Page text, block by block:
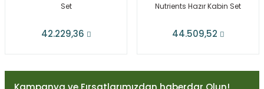
Set
42.229,36
Nutrients Hazır Kabin Set
44.509,52